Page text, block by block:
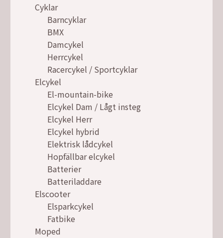
Cyklar
Barncyklar
BMX
Damcykel
Herrcykel
Racercykel / Sportcyklar
Elcykel
El-mountain-bike
Elcykel Dam / Lågt insteg
Elcykel Herr
Elcykel hybrid
Elektrisk lådcykel
Hopfällbar elcykel
Batterier
Batteriladdare
Elscooter
Elsparkcykel
Fatbike
Moped